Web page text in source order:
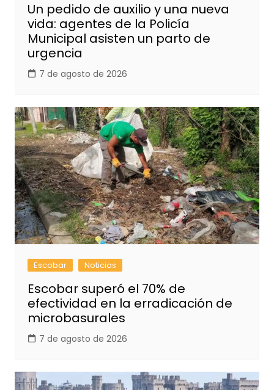
Un pedido de auxilio y una nueva
vida: agentes de la Policía
Municipal asisten un parto de
urgencia
7 de agosto de 2026
Escobar Noticias
Escobar superó el 70% de
efectividad en la erradicación de
microbasurales
7 de agosto de 2026